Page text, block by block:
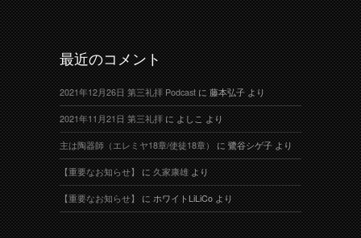
最近のコメント
2021年12月26日 第三礼拝 Podcastに藤本弘子より
2021年11月21日 第三礼拝によしこより
主は陶器師（エレミヤ18章/使徒18章）に鷺谷シゲ子より
【重要なお知らせ】に久家康雄より
【重要なお知らせ】にホワイトLiLiCoより